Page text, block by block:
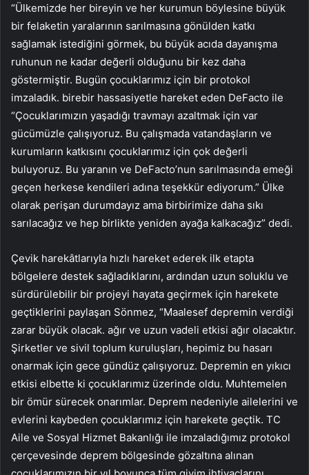
“Ülkemizde her bireyin ve her kurumun böylesine büyük
bir felaketin yaralarının sarılmasına gönülden katkı
sağlamak istediğini görmek, bu büyük acıda dayanışma
ruhunun ne kadar değerli olduğunu bir kez daha
göstermiştir. Bugün çocuklarımız için bir protokol
imzaladık. birebir hassasiyetle hareket eden DeFacto ile
“Çocuklarımızın yaşadığı travmayı azaltmak için var
gücümüzle çalışıyoruz. Bu çalışmada vatandaşların ve
kurumların katkısını çocuklarımız için çok değerli
buluyoruz. Bu yaranın ve DeFacto’nun sarılmasında emeği
geçen herkese kendileri adına teşekkür ediyorum.” Ülke
olarak perişan durumdayız ama birbirimize daha sıkı
sarılacağız ve hep birlikte yeniden ayağa kalkacağız” dedi.
Çevik harekâtlarıyla hızlı hareket ederek ilk etapta
bölgelere destek sağladıklarını, ardından uzun soluklu ve
sürdürülebilir bir projeyi hayata geçirmek için harekete
geçtiklerini paylaşan Sönmez, “Maalesef depremin verdiği
zarar büyük olacak. ağır ve uzun vadeli etkisi ağır olacaktır.
Şirketler ve sivil toplum kuruluşları, hepimiz bu hasarı
onarmak için gece gündüz çalışıyoruz. Depremin en yıkıcı
etkisi elbette ki çocuklarımız üzerinde oldu. Muhtemelen
bir ömür sürecek onarımlar. Deprem nedeniyle ailelerini ve
evlerini kaybeden çocuklarımız için harekete geçtik. TC
Aile ve Sosyal Hizmet Bakanlığı ile imzaladığımız protokol
çerçevesinde deprem bölgesinde gözaltına alınan